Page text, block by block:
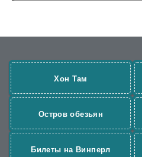
Хон Там
Остров обезьян
Билеты на Винперл